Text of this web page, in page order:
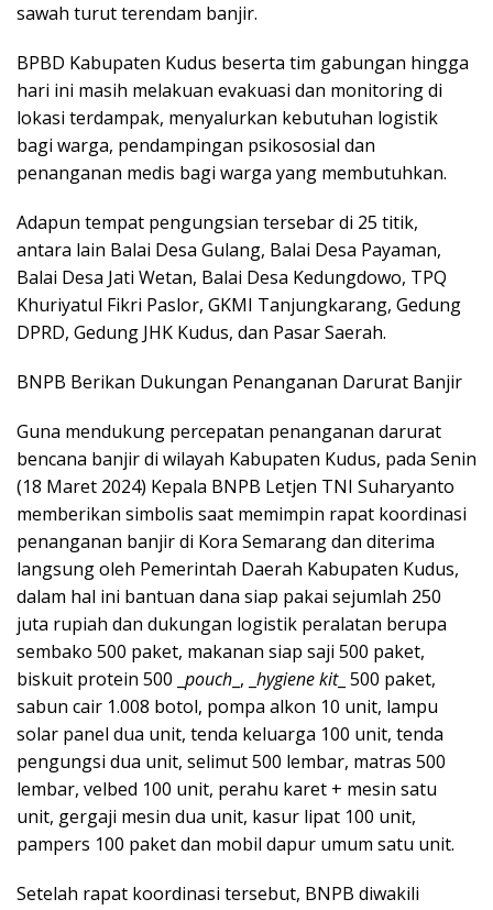
sawah turut terendam banjir.
BPBD Kabupaten Kudus beserta tim gabungan hingga
hari ini masih melakuan evakuasi dan monitoring di
lokasi terdampak, menyalurkan kebutuhan logistik
bagi warga, pendampingan psikososial dan
penanganan medis bagi warga yang membutuhkan.
Adapun tempat pengungsian tersebar di 25 titik,
antara lain Balai Desa Gulang, Balai Desa Payaman,
Balai Desa Jati Wetan, Balai Desa Kedungdowo, TPQ
Khuriyatul Fikri Paslor, GKMI Tanjungkarang, Gedung
DPRD, Gedung JHK Kudus, dan Pasar Saerah.
BNPB Berikan Dukungan Penanganan Darurat Banjir
Guna mendukung percepatan penanganan darurat
bencana banjir di wilayah Kabupaten Kudus, pada Senin
(18 Maret 2024) Kepala BNPB Letjen TNI Suharyanto
memberikan simbolis saat memimpin rapat koordinasi
penanganan banjir di Kora Semarang dan diterima
langsung oleh Pemerintah Daerah Kabupaten Kudus,
dalam hal ini bantuan dana siap pakai sejumlah 250
juta rupiah dan dukungan logistik peralatan berupa
sembako 500 paket, makanan siap saji 500 paket,
biskuit protein 500 _ pouch _, _ hygiene kit_ 500 paket,
sabun cair 1.008 botol, pompa alkon 10 unit, lampu
solar panel dua unit, tenda keluarga 100 unit, tenda
pengungsi dua unit, selimut 500 lembar, matras 500
lembar, velbed 100 unit, perahu karet + mesin satu
unit, gergaji mesin dua unit, kasur lipat 100 unit,
pampers 100 paket dan mobil dapur umum satu unit.
Setelah rapat koordinasi tersebut, BNPB diwakili